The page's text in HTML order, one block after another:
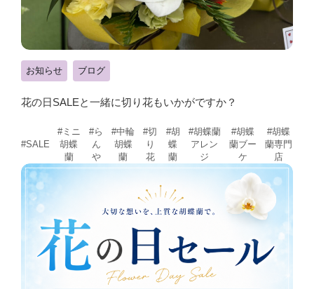
お知らせ ブログ
花の日SALEと一緒に切り花もいかがですか？
#SALE
#ミニ
胡蝶
蘭
#ら
ん
や
#中輪
胡蝶
蘭
#切
り
花
#胡
蝶
蘭
#胡蝶蘭
アレン
ジ
#胡蝶
蘭ブー
ケ
#胡蝶
蘭専門
店